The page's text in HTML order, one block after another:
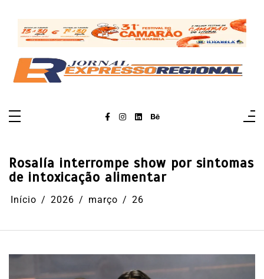
conteúdo
Rosalía interrompe show por sintomas
de intoxicação alimentar
Início 2026 março 26